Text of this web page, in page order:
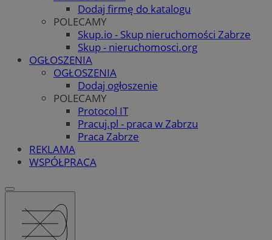
Dodaj firmę do katalogu
POLECAMY
Skup.io - Skup nieruchomości Zabrze
Skup - nieruchomosci.org
OGŁOSZENIA
OGŁOSZENIA
Dodaj ogłoszenie
POLECAMY
Protocol IT
Pracuj.pl - praca w Zabrzu
Praca Zabrze
REKLAMA
WSPÓŁPRACA